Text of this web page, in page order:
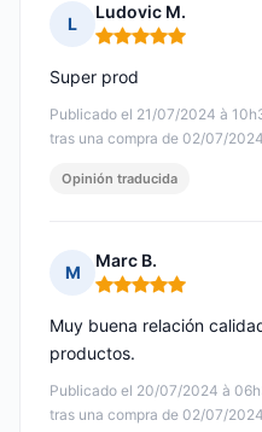
L
Ludovic M.
Nota: 5 de 5
Publicado el 21/07/2024 à
tras una compra de 02/07/2024
Super prod
Opinión traducida
M
Marc B.
Nota: 5 de 5
Publicado el 20/07/2024 à
tras una compra de 02/07/2024
Muy buena relación
productos.